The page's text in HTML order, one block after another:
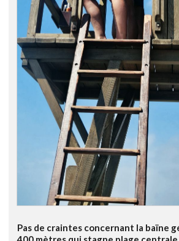
Pas de craintes concernant la baïne